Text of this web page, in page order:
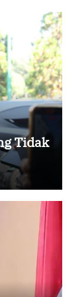
Tidak